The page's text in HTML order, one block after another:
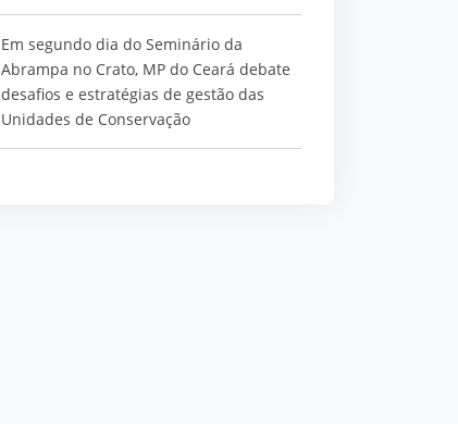
Em segundo dia do Seminário da
Abrampa no Crato, MP do Ceará debate
desafios e estratégias de gestão das
Unidades de Conservação